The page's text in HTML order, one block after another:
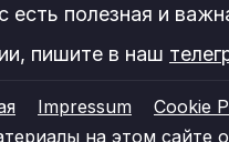
есть полезная и
пишите в наш
Impressum Cookie
на этом сайте